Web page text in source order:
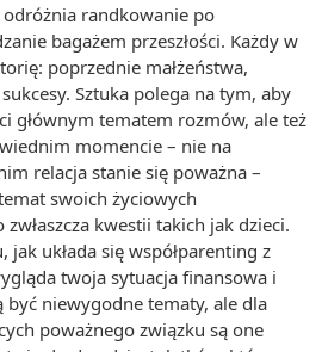
randkowanie po
bagażem przeszłości. Każdy w
poprzednie małżeństwa,
Sztuka polega na tym, aby
głównym tematem rozmów, ale też
momencie – nie na
relacja stanie się poważna –
swoich życiowych
kwestii takich jak dzieci.
jak układa się współparenting z
twoja sytuacja finansowa i
być niewygodne tematy, ale dla
poważnego związku są one